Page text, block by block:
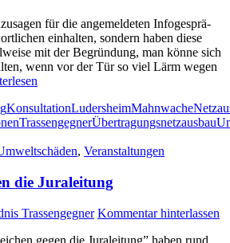
für die ange­mel­de­ten Info­ge­sprä­
ein­hal­ten, son­dern haben die­se
mit der Begrün­dung, man kön­ne sich
wenn vor der Tür so viel Lärm wegen
KonsultationLudersheimMahnwache
TrassengegnerÜbertragungsnetzausbau
, Veranstaltungen
die Juraleitung
Trassengegner Kommentar hinterlassen
gegen die Jura­lei­tung” haben rund